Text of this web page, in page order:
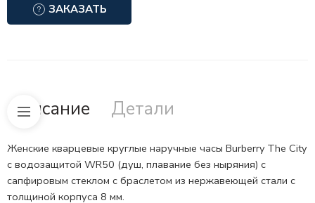
ЗАКАЗАТЬ
Описание Детали
Женские кварцевые круглые наручные часы Burberry The City
с водозащитой WR50 (душ, плавание без ныряния) с
сапфировым стеклом с браслетом из нержавеющей стали с
толщиной корпуса 8 мм.